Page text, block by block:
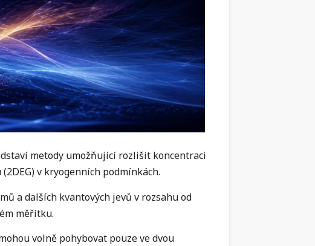
metody umožňující rozlišit koncentraci
v kryogenních podmínkách.
a dalších kvantových jevů v rozsahu od
měřítku.
volně pohybovat pouze ve dvou